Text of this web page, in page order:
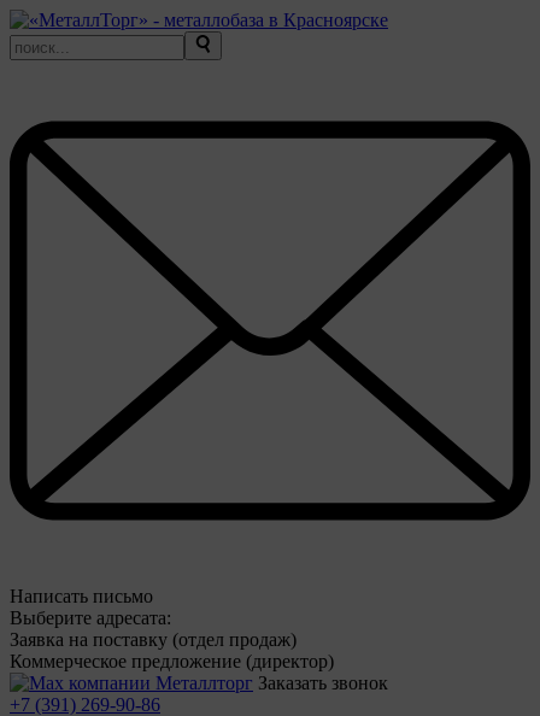
Написать письмо
Выберите адресата:
Заявка на поставку (отдел продаж)
Коммерческое предложение (директор)
Заказать звонок
+7 (391) 269-90-86